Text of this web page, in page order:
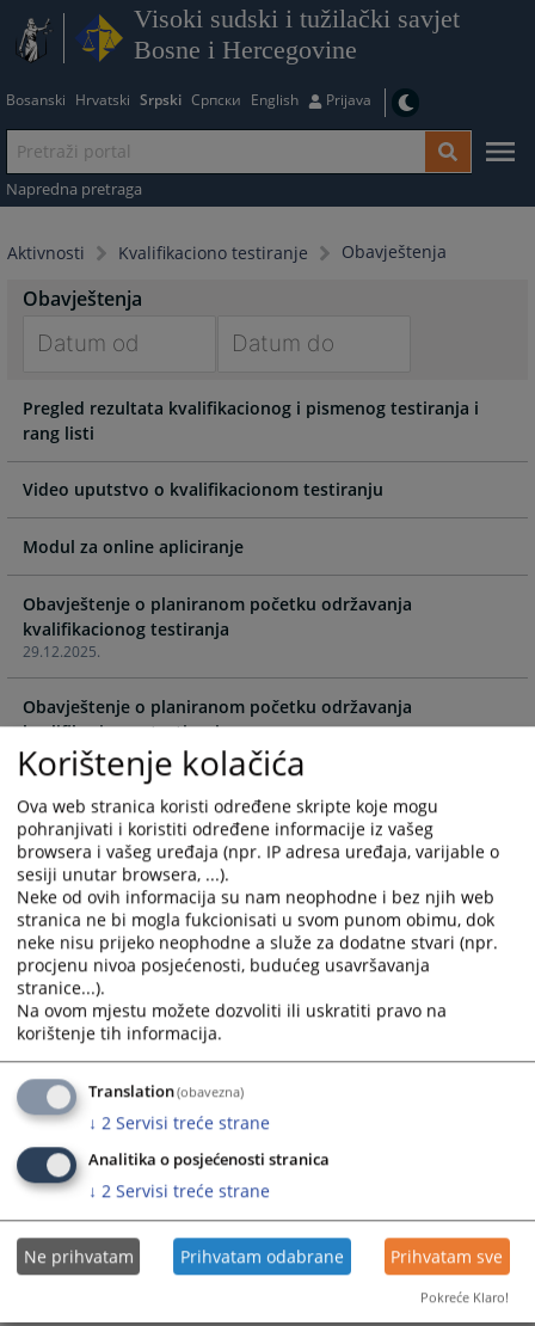
Visoki sudski i tužilački savjet
Bosne i Hercegovine
Bosanski Hrvatski Srpski Српски English Prijava
Napredna pretraga
Aktivnosti Kvalifikaciono testiranje Obavještenja
Obavještenja
forward
to
interact
with
the
calendar
select
a
date.
Press
the
question
mark
key
to
get
the
keyboard
shortcuts
for
changing
dates.
forward
interact
with
the
calendar
a
date.
Press
the
question
mark
key
to
get
the
keyboard
shortcuts
for
changing
Pregled rezultata kvalifikacionog i pismenog testiranja i
rang listi
Video uputstvo o kvalifikacionom testiranju
Modul za online apliciranje
29.12.2025.
Obavještenje o planiranom početku održavanja
kvalifikacionog testiranja
17.03.2025.
Obavještenje o planiranom početku održavanja
kvalifikacionog testiranja
21.11.2024.
Obavještenje o planiranom početku održavanja
kvalifikacionog testiranja
16.08.2023.
Obavještenje o planiranom početku održavanja
kvalifikacionog testiranja
18.05.2023.
Često postavljana pitanja vezano za korištenje Modula za
online apliciranje
20.04.2023.
Važno obavještenje za sve kandidate koji se prijavljuju na
pravosudne pozicije
18.10.2022.
Obavještenje o preliminarnim rezultatima pismenog
testiranja
Korištenje kolačića
Ova web stranica koristi određene skripte koje mogu
pohranjivati i koristiti određene informacije iz vašeg
browsera i vašeg uređaja (npr. IP adresa uređaja, varijable o
sesiji unutar browsera, ...).
Neke od ovih informacija su nam neophodne i bez njih web
stranica ne bi mogla fukcionisati u svom punom obimu, dok
neke nisu prijeko neophodne a služe za dodatne stvari (npr.
procjenu nivoa posjećenosti, budućeg usavršavanja
stranice...).
Na ovom mjestu možete dozvoliti ili uskratiti pravo na
korištenje tih informacija.
Translation(obavezna)
↓ 2 Servisi treće strane
Analitika o posjećenosti stranica
↓ 2 Servisi treće strane
Ne prihvatam Prihvatam odabrane Prihvatam sve
Pokreće Klaro!